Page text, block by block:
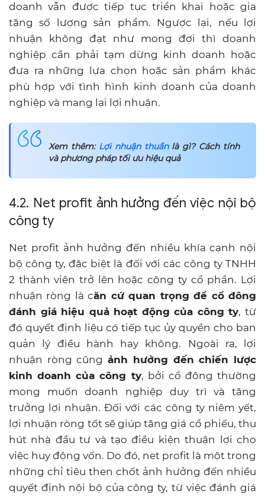
doanh vẫn được tiếp tục triển khai hoặc gia
tăng số lượng sản phẩm. Ngược lại, nếu lợi
nhuận không đạt như mong đợi thì doanh
nghiệp cần phải tạm dừng kinh doanh hoặc
đưa ra những lựa chọn hoặc sản phẩm khác
phù hợp với tình hình kinh doanh của doanh
nghiệp và mang lại lợi nhuận.
Xem thêm: Lợi nhuận thuầnlà gì? Cách tính
và phương pháp tối ưu hiệu quả
4.2. Net profit ảnh hưởng đến việc nội bộ
công ty
Net profit ảnh hưởng đến nhiều khía cạnh nội
bộ công ty, đặc biệt là đối với các công ty TNHH
2 thành viên trở lên hoặc công ty cổ phần. Lợi
nhuận ròng là căn cứ quan trọng để cổ đông
đánh giá hiệu quả hoạt động của công ty, từ
đó quyết định liệu có tiếp tục ủy quyền cho ban
quản lý điều hành hay không. Ngoài ra, lợi
nhuận ròng cũngảnh hưởng đến chiến lược
kinh doanh của công ty, bởi cổ đông thường
mong muốn doanh nghiệp duy trì và tăng
trưởng lợi nhuận. Đối với các công ty niêm yết,
lợi nhuận ròng tốt sẽ giúp tăng giá cổ phiếu, thu
hút nhà đầu tư và tạo điều kiện thuận lợi cho
việc huy động vốn. Do đó, net profit là một trong
những chỉ tiêu then chốt ảnh hưởng đến nhiều
quyết định nội bộ của công ty, từ việc đánh giá